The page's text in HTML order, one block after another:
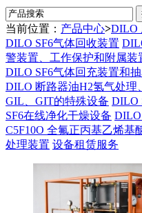
当前位置： 产品中心>DILO
DILO SF6气体回收装置
警装置、工作保护和附属装
DILO SF6气体回充装置和
DILO 断路器油H2氢气处理
GIL、GIT的特殊设备 DILO
SF6在线净化干燥设备 DILO
C5F10O 全氟正丙基乙烯基
处理装置 设备租赁服务